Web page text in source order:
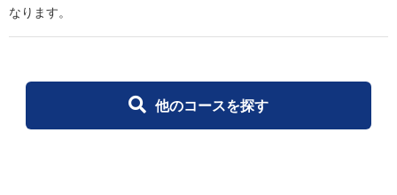
なります。
他のコースを探す